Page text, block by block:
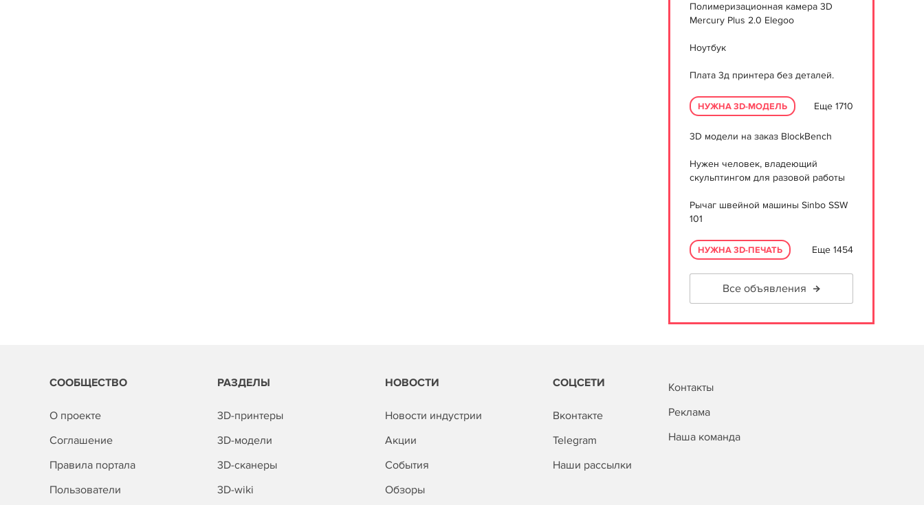
Полимеризационная камера 3D
Mercury Plus 2.0 Elegoo
Ноутбук
Плата 3д принтера без деталей.
НУЖНА 3D-МОДЕЛЬ Еще 1710
3D модели на заказ BlockBench
Нужен человек, владеющий
скульптингом для разовой работы
Рычаг швейной машины Sinbo SSW
101
НУЖНА 3D-ПЕЧАТЬ Еще 1454
Все объявления
СООБЩЕСТВО
О проекте
Соглашение
Правила портала
Пользователи
РАЗДЕЛЫ
3D-принтеры
3D-модели
3D-сканеры
3D-wiki
НОВОСТИ
Новости индустрии
Акции
События
Обзоры
СОЦСЕТИ
Вконтакте
Telegram
Наши рассылки
Контакты
Реклама
Наша команда